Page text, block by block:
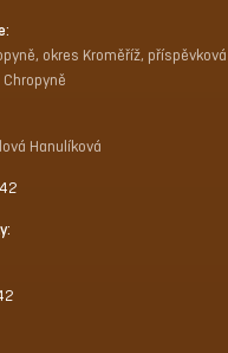
okres Kroměříž,
Chropyně
Hanulíková